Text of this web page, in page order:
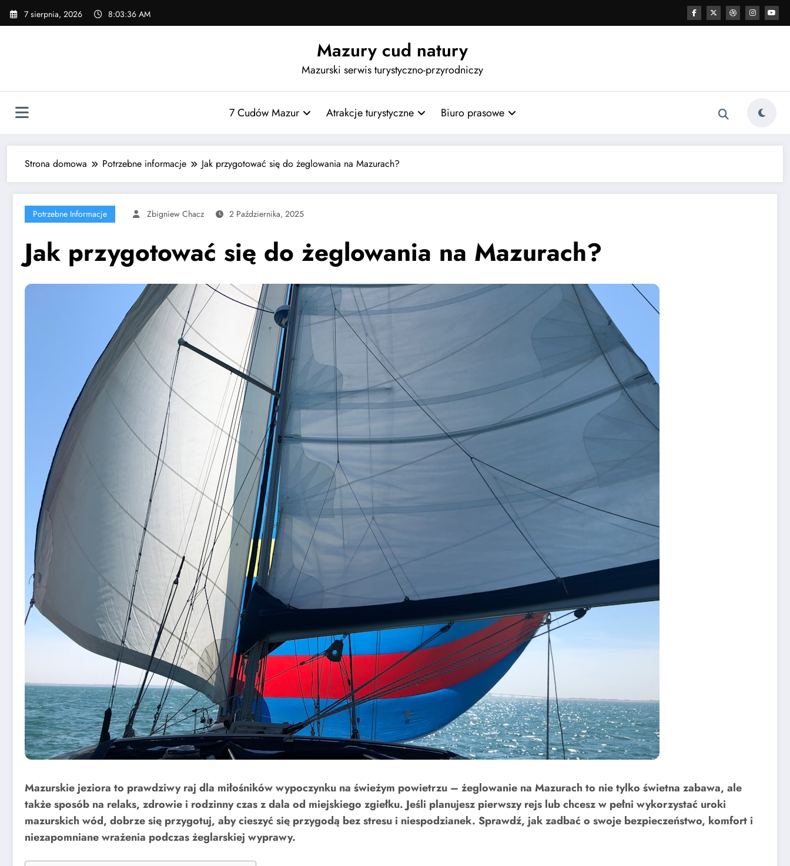
Przejdź
7 sierpnia, 2026 8:03:37 AM
Mazury cud natury
Mazurski serwis turystyczno-przyrodniczy
7 Cudów Mazur Atrakcje turystyczne Biuro prasowe
Strona domowa Potrzebne informacje Jak przygotować się do żeglowania na Mazurach?
Potrzebne Informacje Zbigniew Chacz 2 Października, 2025
Jak przygotować się do żeglowania na Mazurach?
Mazurskie jeziora to prawdziwy raj dla miłośników wypoczynku na świeżym powietrzu – żeglowanie na Mazurach to nie tylko świetna zabawa, ale
także sposób na relaks, zdrowie i rodzinny czas z dala od miejskiego zgiełku. Jeśli planujesz pierwszy rejs lub chcesz w pełni wykorzystać uroki
mazurskich wód, dobrze się przygotuj, aby cieszyć się przygodą bez stresu i niespodzianek. Sprawdź, jak zadbać o swoje bezpieczeństwo, komfort i
niezapomniane wrażenia podczas żeglarskiej wyprawy.